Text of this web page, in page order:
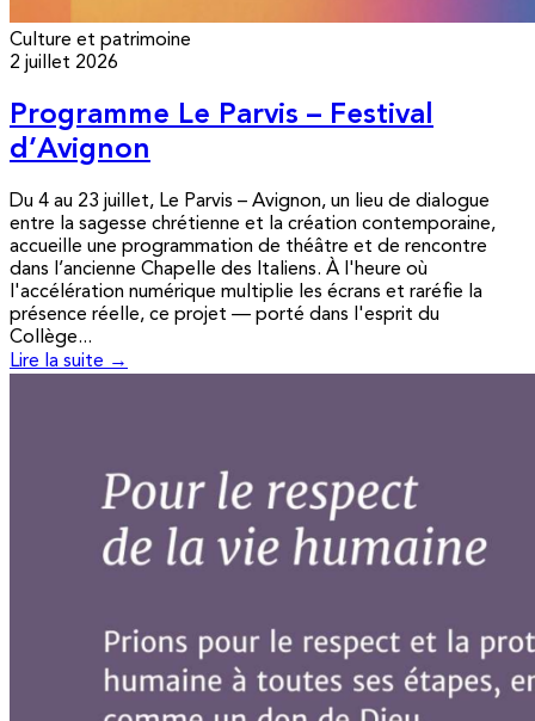
Culture et patrimoine
2 juillet 2026
Programme Le Parvis – Festival
d’Avignon
Du 4 au 23 juillet, Le Parvis – Avignon, un lieu de dialogue
entre la sagesse chrétienne et la création contemporaine,
accueille une programmation de théâtre et de rencontre
dans l’ancienne Chapelle des Italiens. À l'heure où
l'accélération numérique multiplie les écrans et raréfie la
présence réelle, ce projet — porté dans l'esprit du
Collège...
Lire la suite →